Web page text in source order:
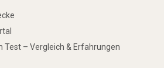
Test – Vergleich & Erfahrungen